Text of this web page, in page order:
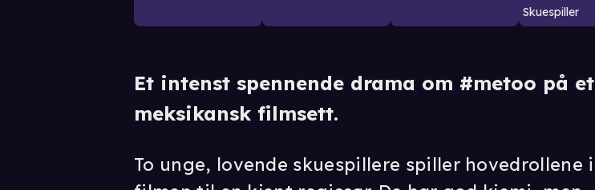
Skuespiller
Et intenst spennende drama om #metoo på et
meksikansk filmsett.
To unge, lovende skuespillere spiller hovedrollene i